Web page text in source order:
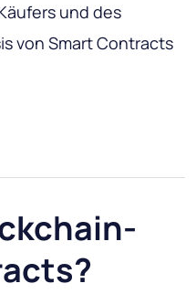
und des
von Smart Contracts